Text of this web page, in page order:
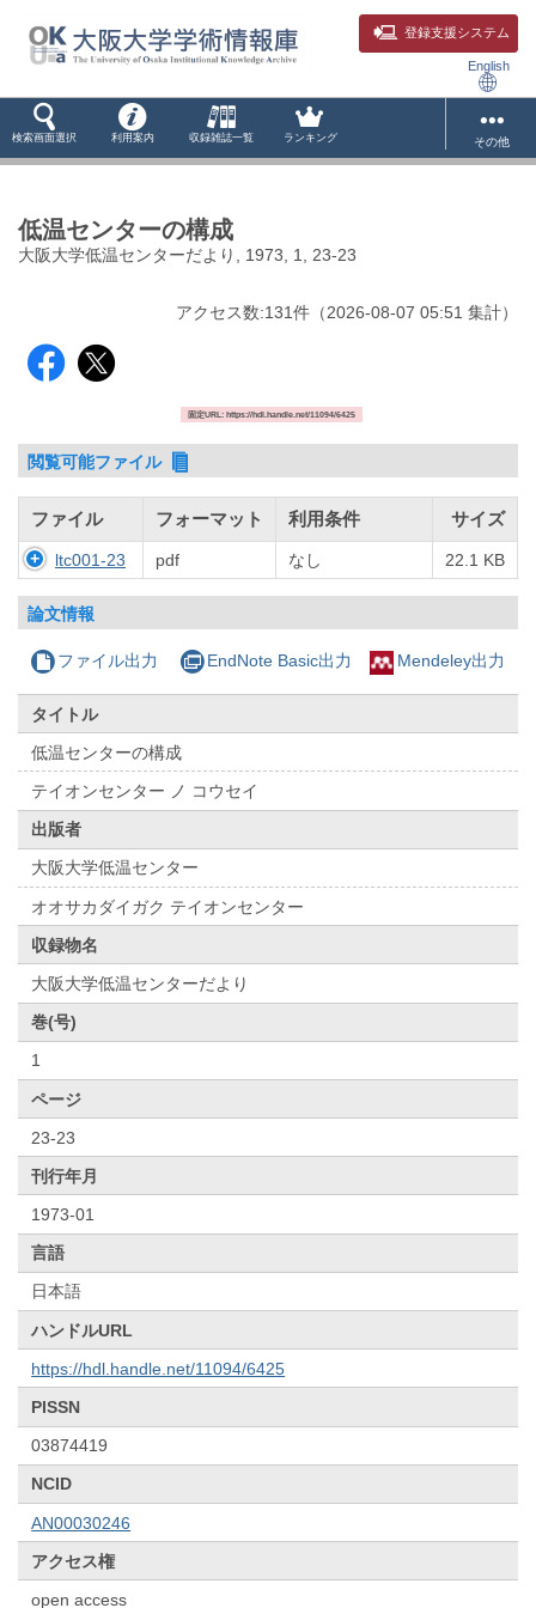
登録支援システム
English
検索画面選択 利用案内 収録雑誌一覧 ランキング その他
低温センターの構成
大阪大学低温センターだより, 1973, 1, 23-23
アクセス数:131件 （2026-08-07 05:51 集計）
固定URL: https://hdl.handle.net/11094/6425
閲覧可能ファイル
ファイル フォーマット 利用条件 サイズ
ltc001-23 pdf なし 22.1 KB
論文情報
ファイル出力 EndNote Basic出力 Mendeley出力
タイトル
低温センターの構成
テイオンセンター ノ コウセイ
出版者
大阪大学低温センター
オオサカダイガク テイオンセンター
収録物名
大阪大学低温センターだより
巻(号)
1
ページ
23-23
刊行年月
1973-01
言語
日本語
ハンドルURL
https://hdl.handle.net/11094/6425
PISSN
03874419
NCID
AN00030246
アクセス権
open access